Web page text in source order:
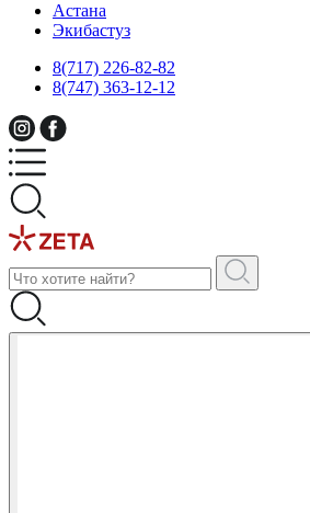
Астана
Экибастуз
8(717) 226-82-82
8(747) 363-12-12